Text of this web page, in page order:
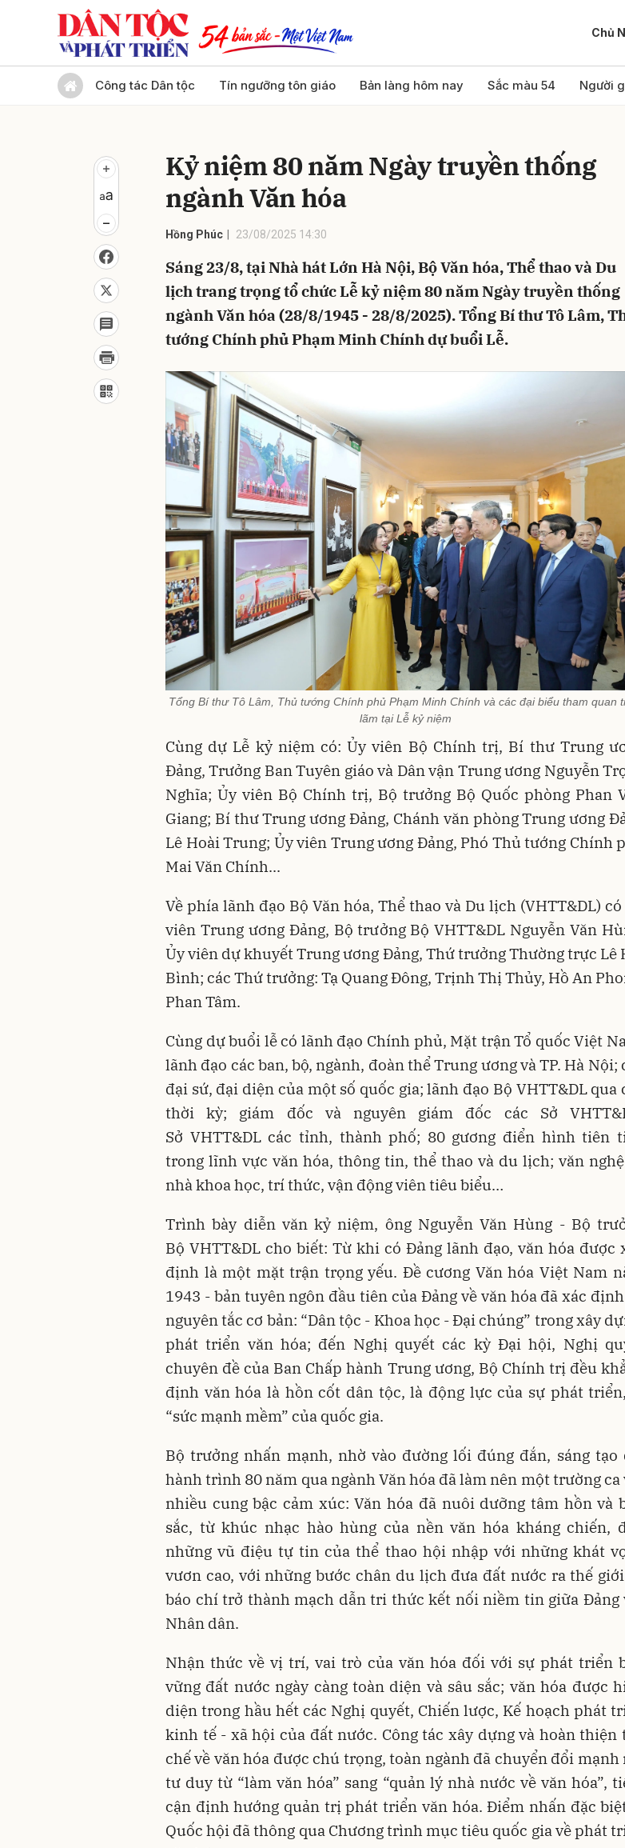
Chủ
Công tác Dân tộc Tín ngưỡng tôn giáo Bản làng hôm nay Sắc màu 54 Người
Kỷ niệm 80 năm Ngày truyền thống
ngành Văn hóa
Hồng Phúc 23/08/2025 14:30
Sáng 23/8, tại Nhà hát Lớn Hà Nội, Bộ Văn hóa, Thể thao và Du
lịch trang trọng tổ chức Lễ kỷ niệm 80 năm Ngày truyền thống
ngành Văn hóa (28/8/1945 - 28/8/2025). Tổng Bí thư Tô Lâm,
tướng Chính phủ Phạm Minh Chính dự buổi Lễ.
Tổng Bí thư Tô Lâm, Thủ tướng Chính phủ Phạm Minh Chính và các đại biểu tham quan
lãm tại Lễ kỷ niệm
Cùng dự Lễ kỷ niệm có: Ủy viên Bộ Chính trị, Bí thư Trung
Đảng, Trưởng Ban Tuyên giáo và Dân vận Trung ương Nguyễn
Nghĩa; Ủy viên Bộ Chính trị, Bộ trưởng Bộ Quốc phòng Phan
Giang; Bí thư Trung ương Đảng, Chánh văn phòng Trung ương
Lê Hoài Trung; Ủy viên Trung ương Đảng, Phó Thủ tướng Chính
Mai Văn Chính...
Về phía lãnh đạo Bộ Văn hóa, Thể thao và Du lịch (VHTT&DL)
viên Trung ương Đảng, Bộ trưởng Bộ VHTT&DL Nguyễn Văn
Ủy viên dự khuyết Trung ương Đảng, Thứ trưởng Thường trực Lê
Bình; các Thứ trưởng: Tạ Quang Đông, Trịnh Thị Thủy, Hồ An
Phan Tâm.
Cùng dự buổi lễ có lãnh đạo Chính phủ, Mặt trận Tổ quốc Việt
lãnh đạo các ban, bộ, ngành, đoàn thể Trung ương và TP. Hà Nội;
đại sứ, đại diện của một số quốc gia; lãnh đạo Bộ VHTT&DL qua
thời kỳ; giám đốc và nguyên giám đốc các Sở
Sở VHTT&DL các tỉnh, thành phố; 80 gương điển hình tiên
trong lĩnh vực văn hóa, thông tin, thể thao và du lịch; văn
nhà khoa học, trí thức, vận động viên tiêu biểu…
Trình bày diễn văn kỷ niệm, ông Nguyễn Văn Hùng - Bộ
Bộ VHTT&DL cho biết: Từ khi có Đảng lãnh đạo, văn hóa được
định là một mặt trận trọng yếu. Đề cương Văn hóa Việt Nam
1943 - bản tuyên ngôn đầu tiên của Đảng về văn hóa đã xác
nguyên tắc cơ bản: “Dân tộc - Khoa học - Đại chúng” trong xây
phát triển văn hóa; đến Nghị quyết các kỳ Đại hội, Nghị
chuyên đề của Ban Chấp hành Trung ương, Bộ Chính trị đều
định văn hóa là hồn cốt dân tộc, là động lực của sự phát
“sức mạnh mềm” của quốc gia.
Bộ trưởng nhấn mạnh, nhờ vào đường lối đúng đắn, sáng tạo
hành trình 80 năm qua ngành Văn hóa đã làm nên một trường ca
nhiều cung bậc cảm xúc: Văn hóa đã nuôi dưỡng tâm hồn và
sắc, từ khúc nhạc hào hùng của nền văn hóa kháng chiến,
những vũ điệu tự tin của thể thao hội nhập với những khát
vươn cao, với những bước chân du lịch đưa đất nước ra thế
báo chí trở thành mạch dẫn tri thức kết nối niềm tin giữa Đảng
Nhân dân.
Nhận thức về vị trí, vai trò của văn hóa đối với sự phát triển
vững đất nước ngày càng toàn diện và sâu sắc; văn hóa được
diện trong hầu hết các Nghị quyết, Chiến lược, Kế hoạch phát
kinh tế - xã hội của đất nước. Công tác xây dựng và hoàn thiện
chế về văn hóa được chú trọng, toàn ngành đã chuyển đổi mạnh
tư duy từ “làm văn hóa” sang “quản lý nhà nước về văn hóa”,
cận định hướng quản trị phát triển văn hóa. Điểm nhấn đặc
Quốc hội đã thông qua Chương trình mục tiêu quốc gia về phát
Gửi bình luận